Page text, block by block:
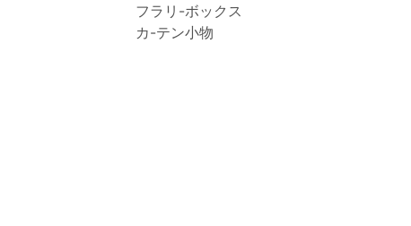
フラリ-ボックス
カ-テン小物